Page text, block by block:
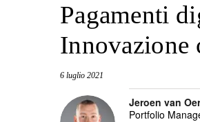
Pagamenti
Innovazione
6 luglio 2021
Jeroen van
Portfolio